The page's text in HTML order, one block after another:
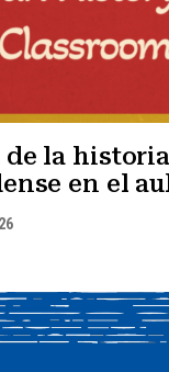
de la
en el